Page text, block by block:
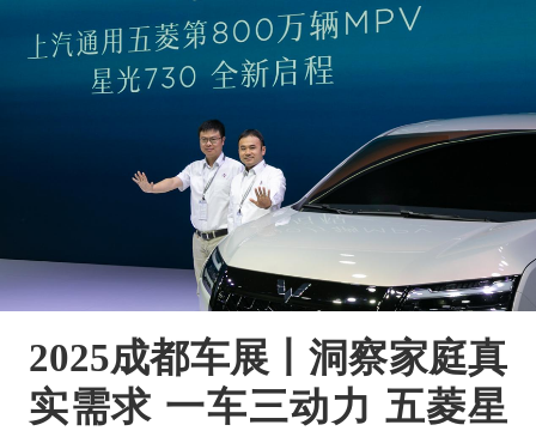
2025成都车展丨洞察家庭真
实需求 一车三动力 五菱星